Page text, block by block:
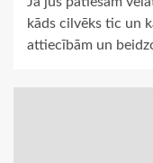
kāds cilvēks tic un
attiecībām un